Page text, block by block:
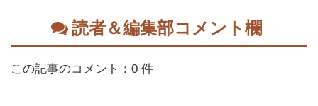
読者＆編集部コメント欄
この記事のコメント：0 件